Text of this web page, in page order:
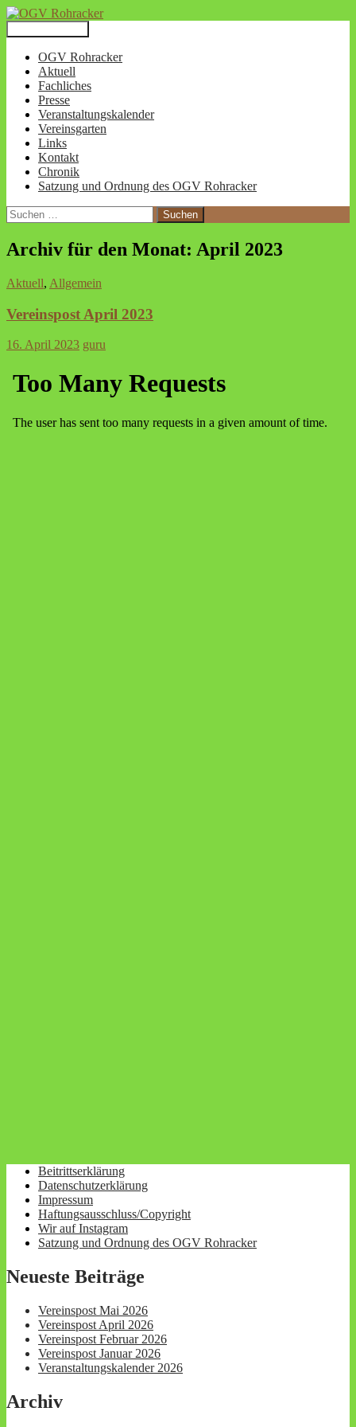
OGV Rohracker
Suchen
Inhalt
springen
OGV Rohracker
Aktuell
Fachliches
Presse
Veranstaltungskalender
Vereinsgarten
Links
Kontakt
Chronik
Satzung und Ordnung des OGV Rohracker
Suchen
nach:
Archiv für den Monat: April 2023
Aktuell, Allgemein
Vereinspost April 2023
16. April 2023 guru
Obst- und Gartenbauverein Rohracker
e.V.
Beitrittserklärung
Datenschutzerklärung
Impressum
Haftungsausschluss/Copyright
Wir auf Instagram
Satzung und Ordnung des OGV Rohracker
Neueste Beiträge
Vereinspost Mai 2026
Vereinspost April 2026
Vereinspost Februar 2026
Vereinspost Januar 2026
Veranstaltungskalender 2026
Archiv